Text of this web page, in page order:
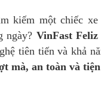
kiếm một chiếc xe
ngày? VinFast
tiên tiến và khả
mà, an toàn và